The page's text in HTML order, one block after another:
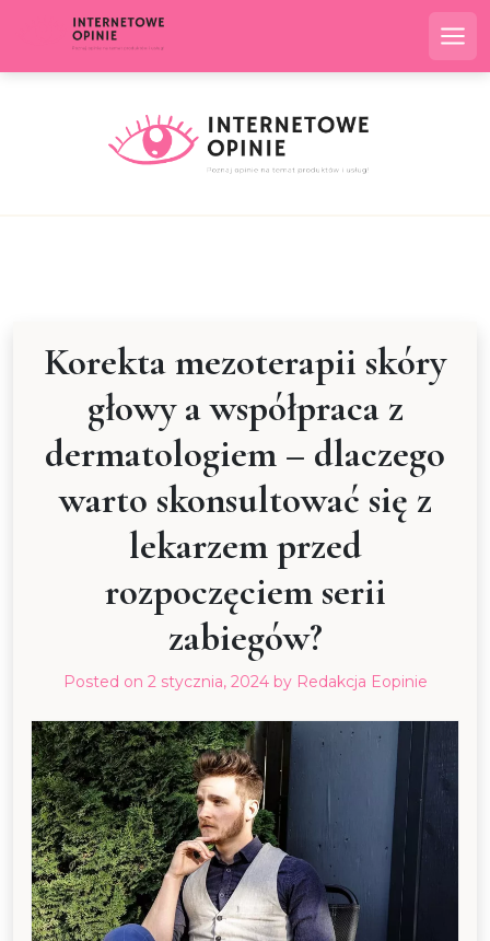
Korekta mezoterapii skóry
głowy a współpraca z
dermatologiem – dlaczego
warto skonsultować się z
lekarzem przed
rozpoczęciem serii
zabiegów?
Posted on 2 stycznia, 2024by Redakcja Eopinie